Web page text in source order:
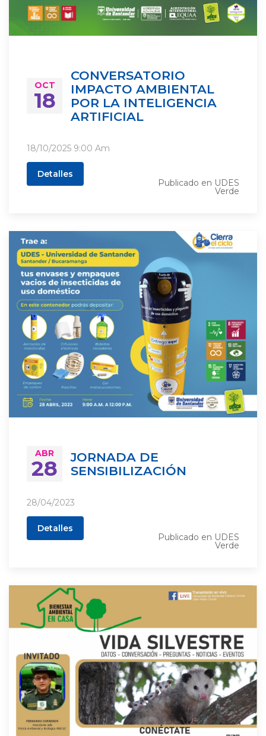
OCT
18
CONVERSATORIO
IMPACTO AMBIENTAL
POR LA INTELIGENCIA
ARTIFICIAL
18/10/2025 9:00 Am
Detalles
Publicado en UDES
Verde
ABR
28
JORNADA DE
SENSIBILIZACIÓN
28/04/2023
Detalles
Publicado en UDES
Verde